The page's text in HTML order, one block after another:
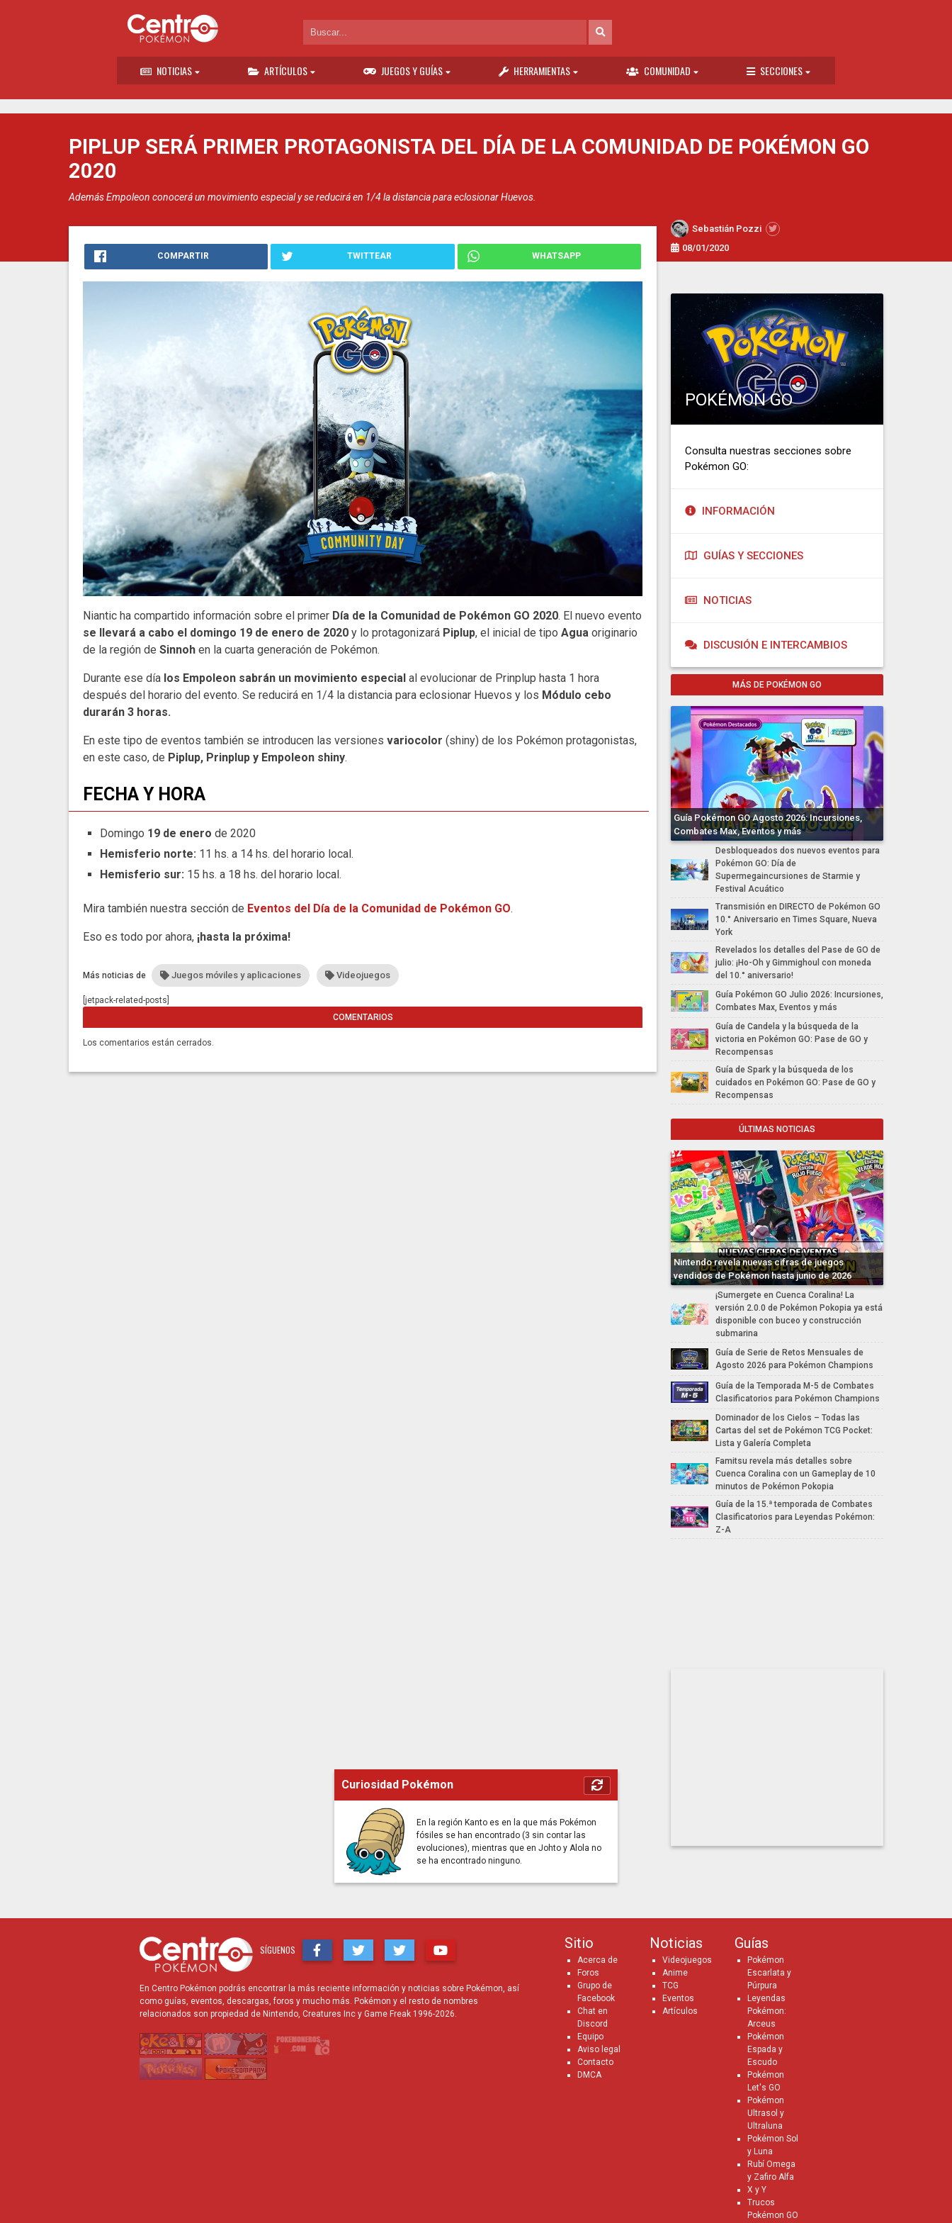
NOTICIAS ARTÍCULOS JUEGOS Y GUÍAS HERRAMIENTAS COMUNIDAD SECCIONES
PIPLUP SERÁ PRIMER PROTAGONISTA DEL DÍA DE LA COMUNIDAD DE POKÉMON GO
2020
Además Empoleon conocerá un movimiento especial y se reducirá en 1/4 la distancia para eclosionar Huevos.
Sebastián Pozzi
08/01/2020
COMPARTIR TWITTEAR WHATSAPP
Niantic ha compartido información sobre el primer Día de la Comunidad de Pokémon GO 2020. El nuevo evento
se llevará a cabo el domingo 19 de enero de 2020 y lo protagonizará Piplup, el inicial de tipo Agua originario
de la región de Sinnoh en la cuarta generación de Pokémon.
Durante ese día los Empoleon sabrán un movimiento especial al evolucionar de Prinplup hasta 1 hora
después del horario del evento. Se reducirá en 1/4 la distancia para eclosionar Huevos y los Módulo cebo
durarán 3 horas.
En este tipo de eventos también se introducen las versiones variocolor (shiny) de los Pokémon protagonistas,
en este caso, de Piplup, Prinplup y Empoleon shiny.
FECHA Y HORA
Domingo 19 de enero de 2020
Hemisferio norte: 11 hs. a 14 hs. del horario local.
Hemisferio sur: 15 hs. a 18 hs. del horario local.
Mira también nuestra sección de Eventos del Día de la Comunidad de Pokémon GO.
Eso es todo por ahora, ¡hasta la próxima!
Más noticias de Juegos móviles y aplicaciones Videojuegos
[jetpack-related-posts]
COMENTARIOS
Los comentarios están cerrados.
POKÉMON GO
Consulta nuestras secciones sobre
Pokémon GO:
INFORMACIÓN
GUÍAS Y SECCIONES
NOTICIAS
DISCUSIÓN E INTERCAMBIOS
MÁS DE POKÉMON GO
Guía Pokémon GO Agosto 2026: Incursiones,
Combates Max, Eventos y más
Desbloqueados dos nuevos eventos para
Pokémon GO: Día de
Supermegaincursiones de Starmie y
Festival Acuático
Transmisión en DIRECTO de Pokémon GO
10.° Aniversario en Times Square, Nueva
York
Revelados los detalles del Pase de GO de
julio: ¡Ho-Oh y Gimmighoul con moneda
del 10.° aniversario!
Guía Pokémon GO Julio 2026: Incursiones,
Combates Max, Eventos y más
Guía de Candela y la búsqueda de la
victoria en Pokémon GO: Pase de GO y
Recompensas
Guía de Spark y la búsqueda de los
cuidados en Pokémon GO: Pase de GO y
Recompensas
ÚLTIMAS NOTICIAS
Nintendo revela nuevas cifras de juegos
vendidos de Pokémon hasta junio de 2026
¡Sumergete en Cuenca Coralina! La
versión 2.0.0 de Pokémon Pokopia ya está
disponible con buceo y construcción
submarina
Guía de Serie de Retos Mensuales de
Agosto 2026 para Pokémon Champions
Guía de la Temporada M-5 de Combates
Clasificatorios para Pokémon Champions
Dominador de los Cielos – Todas las
Cartas del set de Pokémon TCG Pocket:
Lista y Galería Completa
Famitsu revela más detalles sobre
Cuenca Coralina con un Gameplay de 10
minutos de Pokémon Pokopia
Guía de la 15.ª temporada de Combates
Clasificatorios para Leyendas Pokémon:
Z-A
Curiosidad Pokémon
En la región Kanto es en la que más Pokémon
fósiles se han encontrado (3 sin contar las
evoluciones), mientras que en Johto y Alola no
se ha encontrado ninguno.
SÍGUENOS
En Centro Pokémon podrás encontrar la más reciente información y noticias sobre Pokémon, así
como guías, eventos, descargas, foros y mucho más. Pokémon y el resto de nombres
relacionados son propiedad de Nintendo, Creatures Inc y Game Freak 1996-2026.
Sitio
Acerca de
Foros
Grupo de
Facebook
Chat en
Discord
Equipo
Aviso legal
Contacto
DMCA
Noticias
Videojuegos
Anime
TCG
Eventos
Artículos
Guías
Pokémon
Escarlata y
Púrpura
Leyendas
Pokémon:
Arceus
Pokémon
Espada y
Escudo
Pokémon
Let's GO
Pokémon
Ultrasol y
Ultraluna
Pokémon Sol
y Luna
Rubí Omega
y Zafiro Alfa
X y Y
Trucos
Pokémon GO